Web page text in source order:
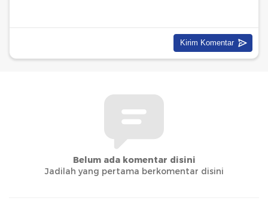
Belum ada komentar disini
Jadilah yang pertama berkomentar disini